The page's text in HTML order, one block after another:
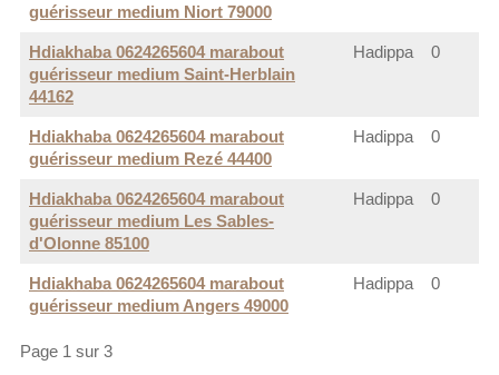
guérisseur medium Niort 79000
Hdiakhaba 0624265604 marabout
guérisseur medium Saint-Herblain
44162
Hadippa 0
Hdiakhaba 0624265604 marabout
guérisseur medium Rezé 44400
Hadippa 0
Hdiakhaba 0624265604 marabout
guérisseur medium Les Sables-
d'Olonne 85100
Hadippa 0
Hdiakhaba 0624265604 marabout
guérisseur medium Angers 49000
Hadippa 0
Page 1 sur 3